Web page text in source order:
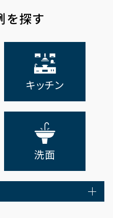
を探す
キッチン
洗面